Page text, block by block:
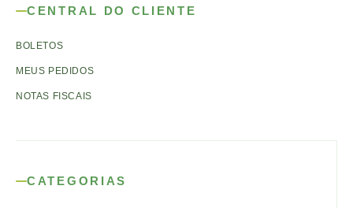
CENTRAL DO CLIENTE
BOLETOS
MEUS PEDIDOS
NOTAS FISCAIS
CATEGORIAS